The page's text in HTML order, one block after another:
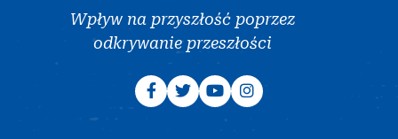
Wpływ na przyszłość poprzez
odkrywanie przeszłości